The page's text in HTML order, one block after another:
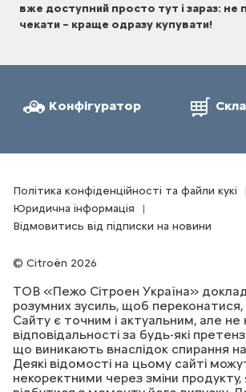
вже доступний просто тут і зараз: не
чекати – краще одразу купувати!
Конфігуратор
Citroën 2026
Політика конфіденційності та файли кукі
Юридична інформація
Відмовитись від підписки на новини
ТОВ «Пежо Сітроен Україна»
розумних зусиль, щоб
Сайту є точним і актуальним, але
відповідальності за будь-які
що виникають внаслідок спирання
Деякі відомості на цьому сайті
некоректними через зміни продукту,